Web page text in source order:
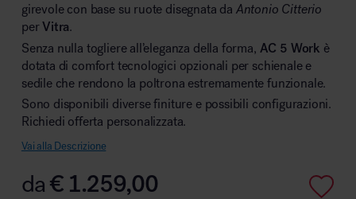
Area outdoor
Area hospitality
girevole con base su ruote disegnata da Antonio Citterio
perVitra.
Senza nulla togliere all’eleganza della forma, AC 5 Work è
dotata di comfort tecnologici opzionali per schienale e
sedile che rendono la poltrona estremamente funzionale.
Sono disponibili diverse finiture e possibili configurazioni.
Richiedi offerta personalizzata.
Vai alla Descrizione
da€1.259,00